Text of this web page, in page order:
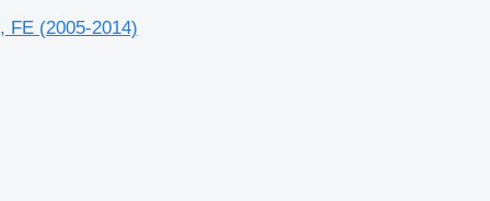
FE (2005-2014)